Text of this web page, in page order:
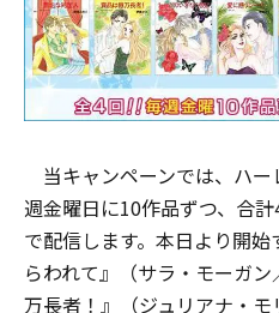
当キャンペーンでは、ハ
週金曜日に10作品ずつ、合計
で配信します。本日より開
らわれて』（サラ・モーガ
万長者！』（ジュリアナ・